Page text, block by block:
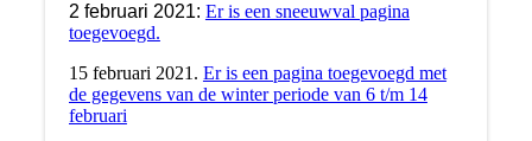
2 februari 2021: Er is een sneeuwval pagina
toegevoegd.
15 februari 2021. Er is een pagina toegevoegd met
de gegevens van de winter periode van 6 t/m 14
februari